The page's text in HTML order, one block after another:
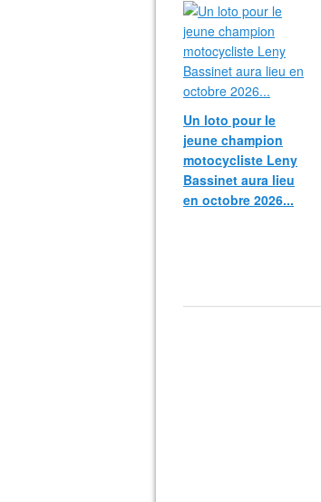
Un loto pour le
jeune champion
motocycliste Leny
Bassinet aura lieu
en octobre 2026...